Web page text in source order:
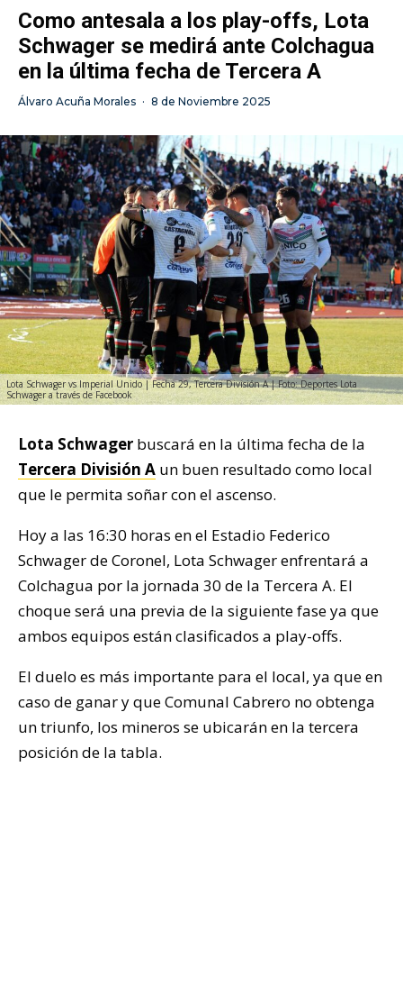
Como antesala a los play-offs, Lota
Schwager se medirá ante Colchagua
en la última fecha de Tercera A
Álvaro Acuña Morales · 8 de Noviembre 2025
Lota Schwager vs Imperial Unido | Fecha 29, Tercera División A | Foto: Deportes Lota
Schwager a través de Facebook
Lota Schwager buscará en la última fecha de la
Tercera División A un buen resultado como local
que le permita soñar con el ascenso.
Hoy a las 16:30 horas en el Estadio Federico
Schwager de Coronel, Lota Schwager enfrentará a
Colchagua por la jornada 30 de la Tercera A. El
choque será una previa de la siguiente fase ya que
ambos equipos están clasificados a play-offs.
El duelo es más importante para el local, ya que en
caso de ganar y que Comunal Cabrero no obtenga
un triunfo, los mineros se ubicarán en la tercera
posición de la tabla.